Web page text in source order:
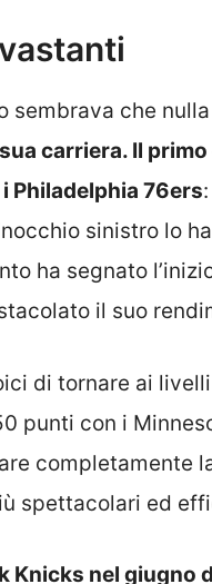
sembrava che
carriera. Il
Philadelphia 76ers
sinistro lo
ha segnato
il suo
di tornare ai
punti con i
completamente
spettacolari ed
Knicks nel giugno